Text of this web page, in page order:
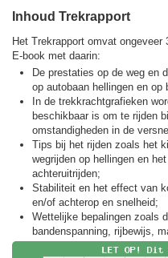
Inhoud Trekrapport
Het Trekrapport omvat
E-book met daarin:
De prestaties op de weg en
op autobaan hellingen en op
In de trekkracht­grafieken
beschikbaar is om te rijden
omstandigheden in de
Tips bij het rijden zoals het
wegrijden op hellingen en
achteruitrijden;
Stabiliteit en het effect van
en/of achterop en snelheid;
Wettelijke bepalingen zoals
bandenspanning, rijbewijs,